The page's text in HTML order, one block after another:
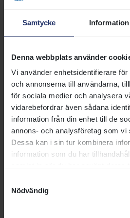
Samtycke Information
Denna webbplats använder
Vi använder enhetsidentifierare
och annonserna till användarna,
för sociala medier och analysera
vidarebefordrar även sådana
information från din enhet till de
annons- och analysföretag som vi
Dessa kan i sin tur kombinera
information som du har
Nödvändig
Tre alternativ för ny
Svensk Galopps ordförande
arbetet med en ny bana i Skåne.
inte finns någon tvekan om att en
men att vi måste anpassa oss
ser styrelsen tre möjliga
Det första alternativet skulle
Galopp bygger en komplett
sådan anläggning, fullt utbyggd,
investeringar är ytterst
att få nya banklån och därtill
gällande kostnaden av långsiktig